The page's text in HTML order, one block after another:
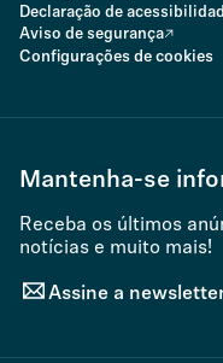
Declaração de
Aviso de segurança
Configurações de cookies
Mantenha-se
Receba os últimos
notícias e muito mais!
Assine a